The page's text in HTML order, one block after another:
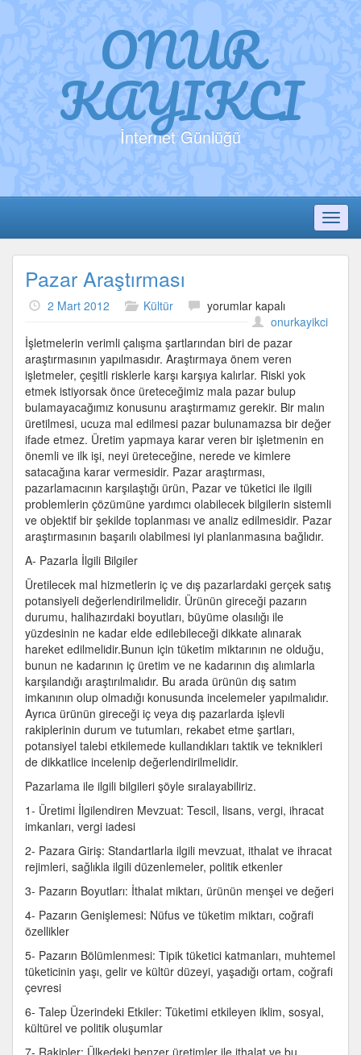
ONUR
KAYIKCI
İnternet Günlüğü
Pazar Araştırması
2 Mart 2012 Kültür
Pazar
Araştırması
için
yorumlar kapalı
onurkayikci
İşletmelerin verimli çalışma şartlarından biri de pazar
araştırmasının yapılmasıdır. Araştırmaya önem veren
işletmeler, çeşitli risklerle karşı karşıya kalırlar. Riski yok
etmek istiyorsak önce üreteceğimiz mala pazar bulup
bulamayacağımız konusunu araştırmamız gerekir. Bir malın
üretilmesi, ucuza mal edilmesi pazar bulunamazsa bir değer
ifade etmez. Üretim yapmaya karar veren bir işletmenin en
önemli ve ilk işi, neyi üreteceğine, nerede ve kimlere
satacağına karar vermesidir. Pazar araştırması,
pazarlamacının karşılaştığı ürün, Pazar ve tüketici ile ilgili
problemlerin çözümüne yardımcı olabilecek bilgilerin sistemli
ve objektif bir şekilde toplanması ve analiz edilmesidir. Pazar
araştırmasının başarılı olabilmesi iyi planlanmasına bağlıdır.
A- Pazarla İlgili Bilgiler
Üretilecek mal hizmetlerin iç ve dış pazarlardaki gerçek satış
potansiyeli değerlendirilmelidir. Ürünün gireceği pazarın
durumu, halihazırdaki boyutları, büyüme olasılığı ile
yüzdesinin ne kadar elde edilebileceği dikkate alınarak
hareket edilmelidir.Bunun için tüketim miktarının ne olduğu,
bunun ne kadarının iç üretim ve ne kadarının dış alımlarla
karşılandığı araştırılmalıdır. Bu arada ürünün dış satım
imkanının olup olmadığı konusunda incelemeler yapılmalıdır.
Ayrıca ürünün gireceği iç veya dış pazarlarda işlevli
rakiplerinin durum ve tutumları, rekabet etme şartları,
potansiyel talebi etkilemede kullandıkları taktik ve teknikleri
de dikkatlice incelenip değerlendirilmelidir.
Pazarlama ile ilgili bilgileri şöyle sıralayabiliriz.
1- Üretimi İlgilendiren Mevzuat: Tescil, lisans, vergi, ihracat
imkanları, vergi iadesi
2- Pazara Giriş: Standartlarla ilgili mevzuat, ithalat ve ihracat
rejimleri, sağlıkla ilgili düzenlemeler, politik etkenler
3- Pazarın Boyutları: İthalat miktarı, ürünün menşei ve değeri
4- Pazarın Genişlemesi: Nüfus ve tüketim miktarı, coğrafi
özellikler
5- Pazarın Bölümlenmesi: Tipik tüketici katmanları, muhtemel
tüketicinin yaşı, gelir ve kültür düzeyi, yaşadığı ortam, coğrafi
çevresi
6- Talep Üzerindeki Etkiler: Tüketimi etkileyen iklim, sosyal,
kültürel ve politik oluşumlar
7- Rakipler: Ülkedeki benzer üretimler ile ithalat ve bu